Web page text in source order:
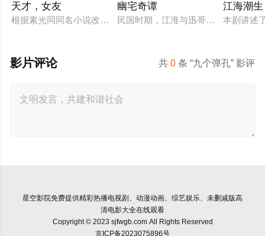
天才，女友
根据素光同同名小说改编。江逾白长大以后，林知夏忽然对他
幽宅奇谭
民国时期，江淮与迅哥组成说书班子
江海潮生
本剧讲述
共0 条 “九个弹孔” 影评
影片评论
星空影院免费提供精彩热播电视剧、动漫动画、综艺娱乐、未删减版高
清电影大全在线观看
Copyright © 2023 sjfwgb.com All Rights Reserved
京ICP备2023075896号